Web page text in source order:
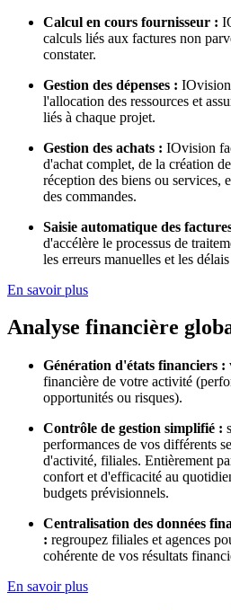
Calcul en cours fournisseur :
calculs liés aux factures non
constater.
Gestion des dépenses :
l'allocation des ressources et
liés à chaque projet.
Gestion des achats : IOvision
d'achat complet, de la création
réception des biens ou services,
des commandes.
Saisie automatique des
d'accélère le processus de
les erreurs manuelles et les
En savoir plus
Analyse financière
Génération d'états financiers :
financière de votre activité
opportunités ou risques).
Contrôle de gestion simplifié :
performances de vos différents
d'activité, filiales. Entièrement
confort et d'efficacité au
budgets prévisionnels.
Centralisation des données
: regroupez filiales et agences
cohérente de vos résultats
En savoir plus